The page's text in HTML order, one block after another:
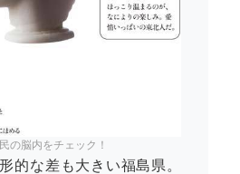
の脳内をチェック！
的な差も大きい福島県。